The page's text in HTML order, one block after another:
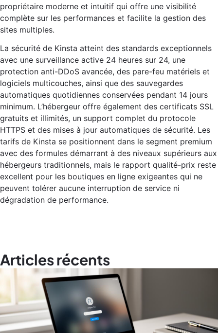
propriétaire moderne et intuitif qui offre une visibilité
complète sur les performances et facilite la gestion des
sites multiples.
La sécurité de Kinsta atteint des standards exceptionnels
avec une surveillance active 24 heures sur 24, une
protection anti-DDoS avancée, des pare-feu matériels et
logiciels multicouches, ainsi que des sauvegardes
automatiques quotidiennes conservées pendant 14 jours
minimum. L’hébergeur offre également des certificats SSL
gratuits et illimités, un support complet du protocole
HTTPS et des mises à jour automatiques de sécurité. Les
tarifs de Kinsta se positionnent dans le segment premium
avec des formules démarrant à des niveaux supérieurs aux
hébergeurs traditionnels, mais le rapport qualité-prix reste
excellent pour les boutiques en ligne exigeantes qui ne
peuvent tolérer aucune interruption de service ni
dégradation de performance.
Articles récents